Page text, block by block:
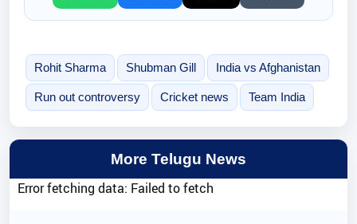
Rohit Sharma Shubman Gill India vs Afghanistan
Run out controversy Cricket news Team India
More Telugu News
Error fetching data: Failed to fetch